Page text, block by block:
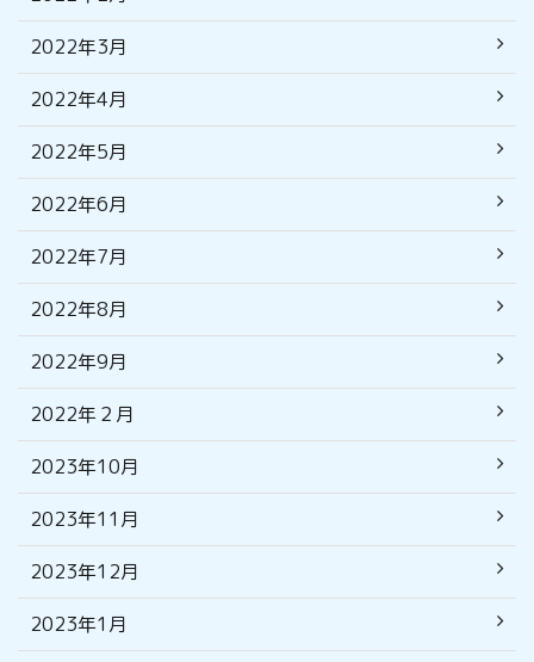
2022年3月
2022年4月
2022年5月
2022年6月
2022年7月
2022年8月
2022年9月
2022年２月
2023年10月
2023年11月
2023年12月
2023年1月